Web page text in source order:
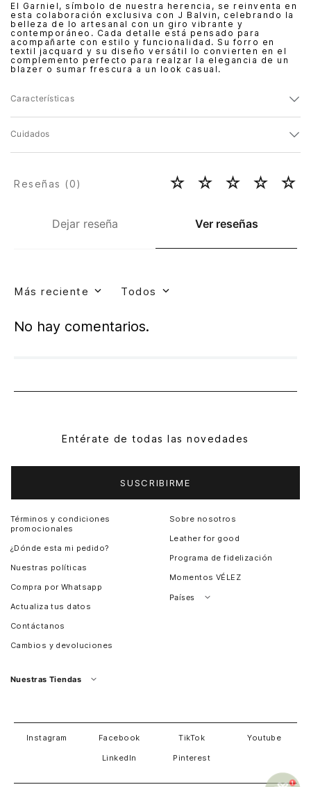
El Garniel, símbolo de nuestra herencia, se reinventa en
esta colaboración exclusiva con J Balvin, celebrando la
belleza de lo artesanal con un giro vibrante y
contemporáneo. Cada detalle está pensado para
acompañarte con estilo y funcionalidad. Su forro en
textil jacquard y su diseño versátil lo convierten en el
complemento perfecto para realzar la elegancia de un
blazer o sumar frescura a un look casual.
Características
Cuidados
Dejar reseña Ver reseñas
Reseñas (0) ☆ ☆ ☆ ☆ ☆
Más reciente Todos
No hay comentarios.
Entérate de todas las novedades
SUSCRIBIRME
Términos y condiciones
promocionales
¿Dónde esta mi pedido?
Nuestras políticas
Compra por Whatsapp
Actualiza tus datos
Contáctanos
Cambios y devoluciones
Sobre nosotros
Leather for good
Programa de fidelización
Momentos VÉLEZ
Países
Costa Rica
Nuestras Tiendas
Instagram
Facebook TikTok Youtube
LinkedIn Pinterest